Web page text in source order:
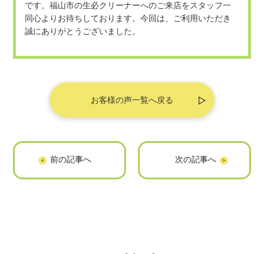
です。福山市の生必クリーナーへのご来店をスタッフ一
同心よりお待ちしております。今回は、ご利用いただき
誠にありがとうございました。
お客様の声一覧へ戻る
【福山市加茂町中
【福山市坪生町 M